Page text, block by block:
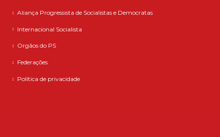
Aliança Progressista de Socialistas e Democratas
Internacional Socialista
Orgãos do PS
Federações
Política de privacidade